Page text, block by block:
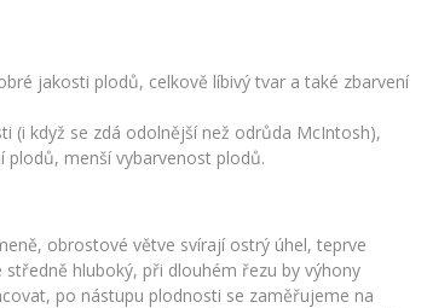
jakosti plodů, celkově líbivý tvar a také zbarvení
(i když se zdá odolnější než odrůda McIntosh),
menší vybarvenost plodů.
obrostové větve svírají ostrý úhel, teprve
hluboký, při dlouhém řezu by výhony
po nástupu plodnosti se zaměřujeme na